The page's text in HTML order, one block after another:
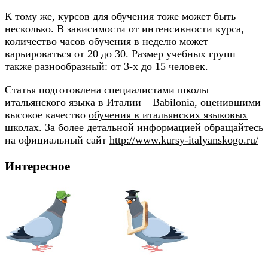
К тому же, курсов для обучения тоже может быть
несколько. В зависимости от интенсивности курса,
количество часов обучения в неделю может
варьироваться от 20 до 30. Размер учебных групп
также разнообразный: от 3-х до 15 человек.
Статья подготовлена специалистами школы
итальянского языка в Италии – Babilonia, оценившими
высокое качество обучения в итальянских языковых
школах. За более детальной информацией обращайтесь
на официальный сайт http://www.kursy-italyanskogo.ru/
Интересное